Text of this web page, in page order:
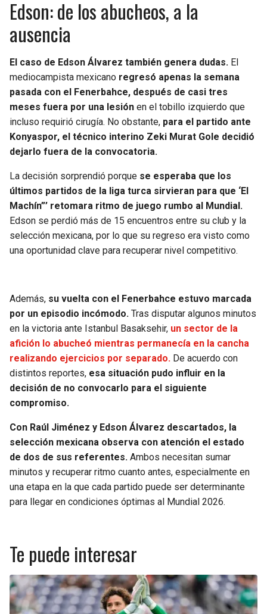
Edson: de los abucheos, a la
ausencia
El caso de Edson Álvarez también genera dudas. El
mediocampista mexicano regresó apenas la semana
pasada con el Fenerbahce, después de casi tres
meses fuera por una lesión en el tobillo izquierdo que
incluso requirió cirugía. No obstante, para el partido ante
Konyaspor, el técnico interino Zeki Murat Gole decidió
dejarlo fuera de la convocatoria.
La decisión sorprendió porque se esperaba que los
últimos partidos de la liga turca sirvieran para que ‘El
Machín”’ retomara ritmo de juego rumbo al Mundial.
Edson se perdió más de 15 encuentros entre su club y la
selección mexicana, por lo que su regreso era visto como
una oportunidad clave para recuperar nivel competitivo.
Además, su vuelta con el Fenerbahce estuvo marcada
por un episodio incómodo. Tras disputar algunos minutos
en la victoria ante Istanbul Basaksehir, un sector de la
afición lo abucheó mientras permanecía en la cancha
realizando ejercicios por separado. De acuerdo con
distintos reportes, esa situación pudo influir en la
decisión de no convocarlo para el siguiente
compromiso.
Con Raúl Jiménez y Edson Álvarez descartados, la
selección mexicana observa con atención el estado
de dos de sus referentes. Ambos necesitan sumar
minutos y recuperar ritmo cuanto antes, especialmente en
una etapa en la que cada partido puede ser determinante
para llegar en condiciones óptimas al Mundial 2026.
Te puede interesar